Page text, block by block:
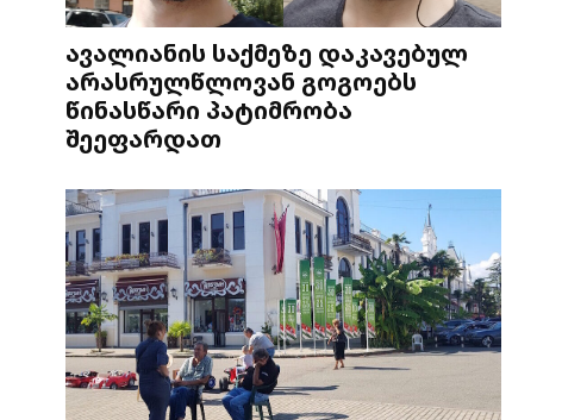
ავალიანის საქმეზე დაკავებულ
არასრულწლოვან გოგოებს
წინასწარი პატიმრობა
შეეფარდათ